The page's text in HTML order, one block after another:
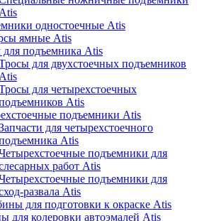
Atis
одностоечные Atis
ямные Atis
для подъемника Atis
для двухстоечных подъемников
Atis
для четырехстоечных
Atis
подъемники Atis
для четырехстоечного
Atis
подъемники для
работ Atis
подъемники для
развала Atis
для подготовки к окраске Atis
для колеровки автоэмалей Atis